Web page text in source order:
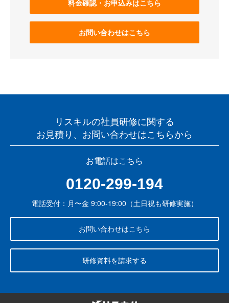
料金確認・お申込みはこちら
お問い合わせはこちら
リスキルの社員研修に関する
お見積り、お問い合わせはこちらから
お電話はこちら
0120-299-194
電話受付：月〜金 9:00-19:00（土日祝も研修実施）
お問い合わせはこちら
研修資料を請求する